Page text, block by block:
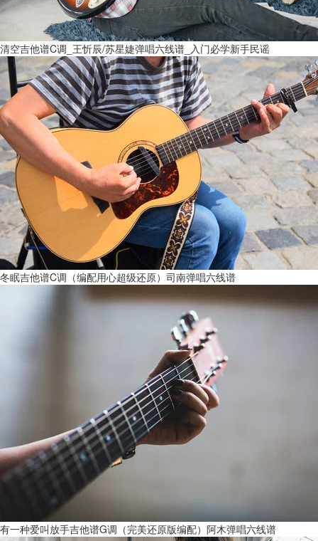
清空吉他谱C调_王忻辰/苏星婕弹唱六线谱_入门必学新手民谣
冬眠吉他谱C调（编配用心超级还原）司南弹唱六线谱
有一种爱叫放手吉他谱G调（完美还原版编配）阿木弹唱六线谱